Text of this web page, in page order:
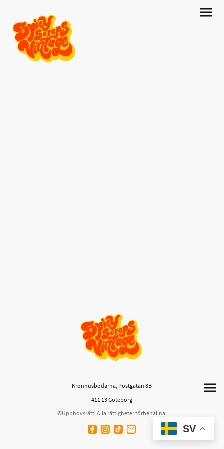
Kronhusbodarna, Postgatan 8B
411 13 Göteborg
©Upphovsrätt. Alla rättigheter förbehållna.
SV